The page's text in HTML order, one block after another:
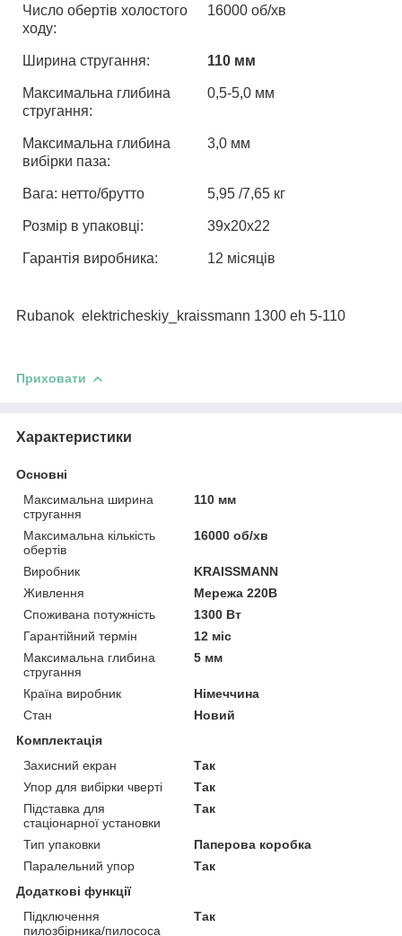
Число обертів холостого
ходу:
16000 об/хв
Ширина стругання: 110 мм
Максимальна глибина
стругання:
0,5-5,0 мм
Максимальна глибина
вибірки паза:
3,0 мм
Вага: нетто/брутто 5,95 /7,65 кг
Розмір в упаковці: 39х20х22
Гарантія виробника: 12 місяців
Rubanok elektricheskiy_kraissmann 1300 eh 5-110
Приховати
Характеристики
Основні
Максимальна ширина
стругання
110 мм
Максимальна кількість
обертів
16000 об/хв
Виробник
KRAISSMANN
Живлення
Мережа 220В
Споживана потужність
1300 Вт
Гарантійний термін
12 міс
Максимальна глибина
стругання
5 мм
Країна виробник
Німеччина
Стан
Новий
Комплектація
Захисний екран
Так
Упор для вибірки чверті
Так
Підставка для
стаціонарної установки
Так
Тип упаковки
Паперова коробка
Паралельний упор
Так
Додаткові функції
Підключення
пилозбірника/пилососа
Так